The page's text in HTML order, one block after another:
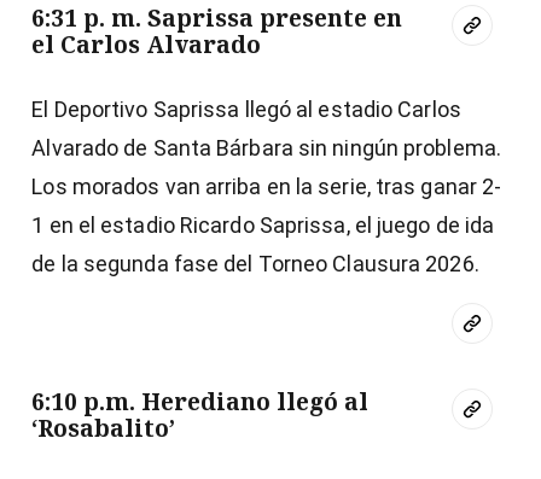
6:31 p. m. Saprissa presente en
el Carlos Alvarado
El Deportivo Saprissa llegó al estadio Carlos
Alvarado de Santa Bárbara sin ningún problema.
Los morados van arriba en la serie, tras ganar 2-
1 en el estadio Ricardo Saprissa, el juego de ida
de la segunda fase del Torneo Clausura 2026.
6:10 p.m. Herediano llegó al
‘Rosabalito’